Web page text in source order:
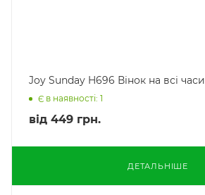
Joy Sunday H696 Вінок на всі часи
Є в наявності: 1
від 449 грн.
ДЕТАЛЬНІШЕ